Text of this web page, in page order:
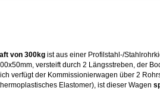
von 300kg ist aus einer Profilstahl-/
versteift durch 2 Längsstreben, der
verfügt der Kommissionierwagen über 2
Elastomer), ist dieser Wagen